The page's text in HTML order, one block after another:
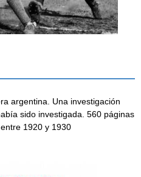
argentina. Una investigación
sido investigada. 560 páginas
1920 y 1930